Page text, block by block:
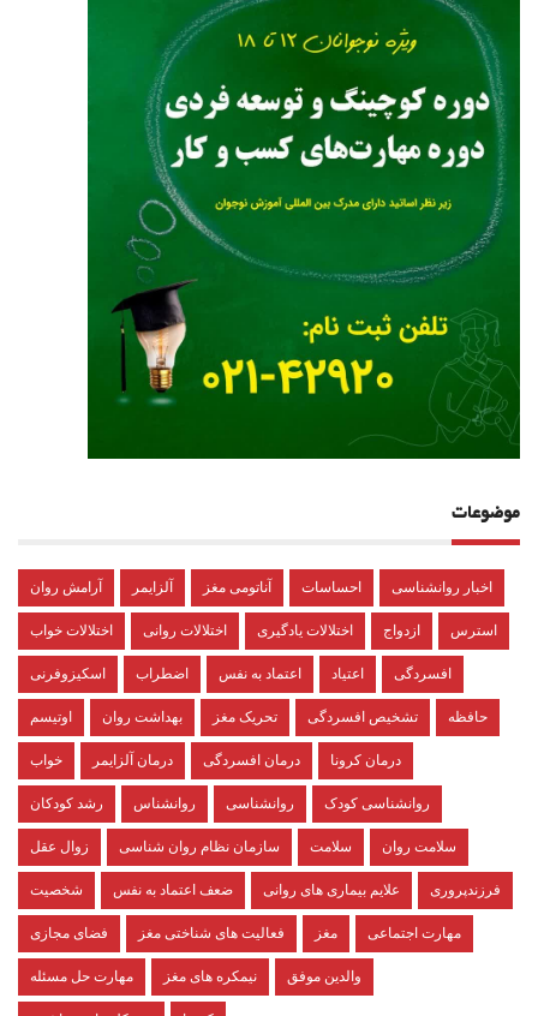
موضوعات
آرامش روان آلزایمر آناتومی مغز احساسات اخبار روانشناسی
اختلالات خواب اختلالات روانی اختلالات یادگیری ازدواج استرس
اسکیزوفرنی اضطراب اعتماد به نفس اعتیاد افسردگی
اوتیسم بهداشت روان تحریک مغز تشخیص افسردگی حافظه
خواب درمان آلزایمر درمان افسردگی درمان کرونا
رشد کودکان روانشناس روانشناسی روانشناسی کودک
زوال عقل سازمان نظام روان شناسی سلامت سلامت روان
شخصیت ضعف اعتماد به نفس علایم بیماری های روانی فرزندپروری
فضای مجازی فعالیت های شناختی مغز مغز مهارت اجتماعی
مهارت حل مسئله نیمکره های مغز والدین موفق